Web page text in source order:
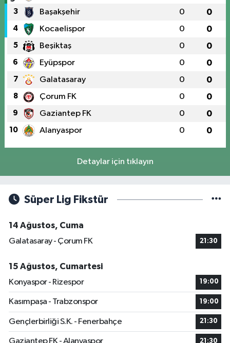
3 Başakşehir 0 0
4 Kocaelispor 0 0
5 Beşiktaş 0 0
6 Eyüpspor 0 0
7 Galatasaray 0 0
8 Çorum FK 0 0
9 Gaziantep FK 0 0
10 Alanyaspor 0 0
Detaylar için tıklayın
Süper Lig Fikstür
14 Ağustos, Cuma
Galatasaray - Çorum FK
21:30
15 Ağustos, Cumartesi
Konyaspor - Rizespor
19:00
Kasımpaşa - Trabzonspor 19:00
Gençlerbirliği S.K. - Fenerbahçe 21:30
21:30